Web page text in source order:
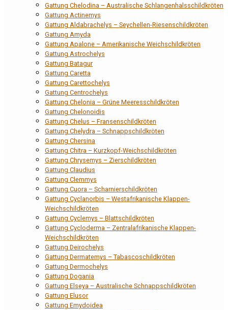
Gattung Chelodina – Australische Schlangenhalsschildkröten
Gattung Actinemys
Gattung Aldabrachelys – Seychellen-Riesenschildkröten
Gattung Amyda
Gattung Apalone – Amerikanische Weichschildkröten
Gattung Astrochelys
Gattung Batagur
Gattung Caretta
Gattung Carettochelys
Gattung Centrochelys
Gattung Chelonia – Grüne Meeresschildkröten
Gattung Chelonoidis
Gattung Chelus – Fransenschildkröten
Gattung Chelydra – Schnappschildkröten
Gattung Chersina
Gattung Chitra – Kurzkopf-Weichschildkröten
Gattung Chrysemys – Zierschildkröten
Gattung Claudius
Gattung Clemmys
Gattung Cuora – Scharnierschildkröten
Gattung Cyclanorbis – Westafrikanische Klappen-
Weichschildkröten
Gattung Cyclemys – Blattschildkröten
Gattung Cycloderma – Zentralafrikanische Klappen-
Weichschildkröten
Gattung Deirochelys
Gattung Dermatemys – Tabascoschildkröten
Gattung Dermochelys
Gattung Dogania
Gattung Elseya – Australische Schnappschildkröten
Gattung Elusor
Gattung Emydoidea